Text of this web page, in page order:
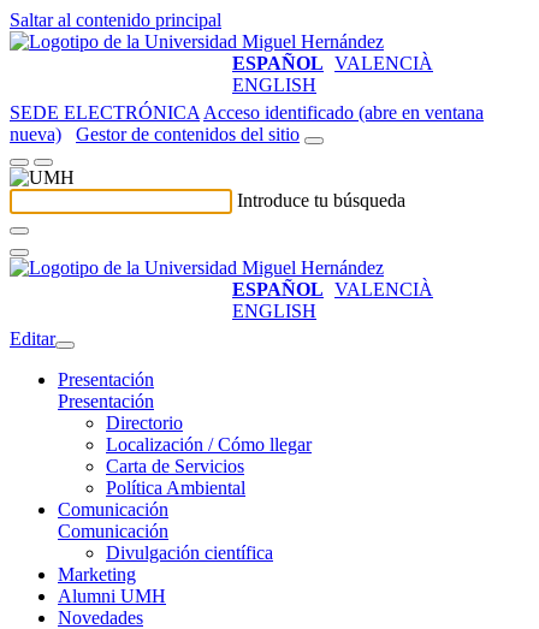
Saltar al contenido principal
ESPAÑOL VALENCIÀ
ENGLISH
SEDE ELECTRÓNICA Acceso identificado (abre en ventana
nueva)
Gestor de contenidos del sitio
Introduce tu búsqueda
ESPAÑOL VALENCIÀ
ENGLISH
Editar
Presentación
Presentación
Directorio
Localización / Cómo llegar
Carta de Servicios
Política Ambiental
Comunicación
Comunicación
Divulgación científica
Marketing
Alumni UMH
Novedades